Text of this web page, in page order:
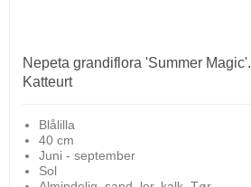
Nepeta grandiflora 'Summer Magic'.
Katteurt
Blålilla
40 cm
Juni - september
Sol